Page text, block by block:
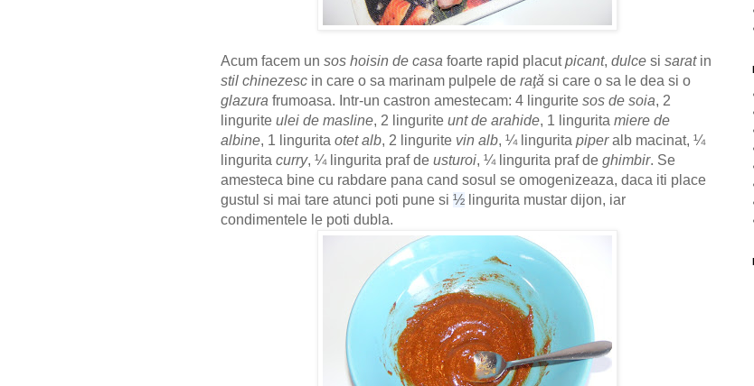
Acum facem un sos hoisin de casa foarte rapid placutpicant, dulce si saratin
stil chinezesc in care o sa marinam pulpele de raţă si care o sa le dea si o
glazura frumoasa. Intr-un castron amestecam: 4 lingurite sos de soia, 2
lingurite ulei de masline, 2 lingurite unt de arahide, 1 lingurita miere de
albine, 1 lingurita otet alb, 2 lingurite vin alb, ¼ lingurita piperalb macinat, ¼
lingurita curry, ¼ lingurita praf de usturoi, ¼ lingurita praf de ghimbir. Se
amesteca bine cu rabdare pana cand sosul se omogenizeaza, daca iti place
gustul si mai tare atunci poti pune si ½ lingurita mustar dijon, iar
condimentele le poti dubla.